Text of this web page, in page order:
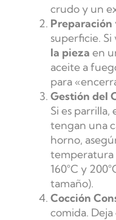
crudo y un
Preparación
superficie. Si
la pieza en
aceite a
para
Gestión del
Si es parrilla,
tengan una
horno,
temperatura
160°C y
tamaño).
Cocción
comida.